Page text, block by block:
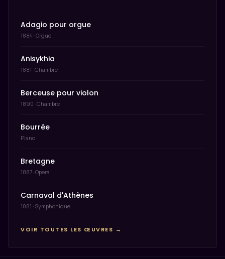
Adagio pour orgue
1884 · Orgue
Anisykhia
1881 · Chambre
Berceuse pour violon
1890 · Chambre
Bourrée
Piano
Bretagne
1887 · Opera
Carnaval d'Athènes
1881 · Symphonique
VOIR TOUTES LES ŒUVRES →